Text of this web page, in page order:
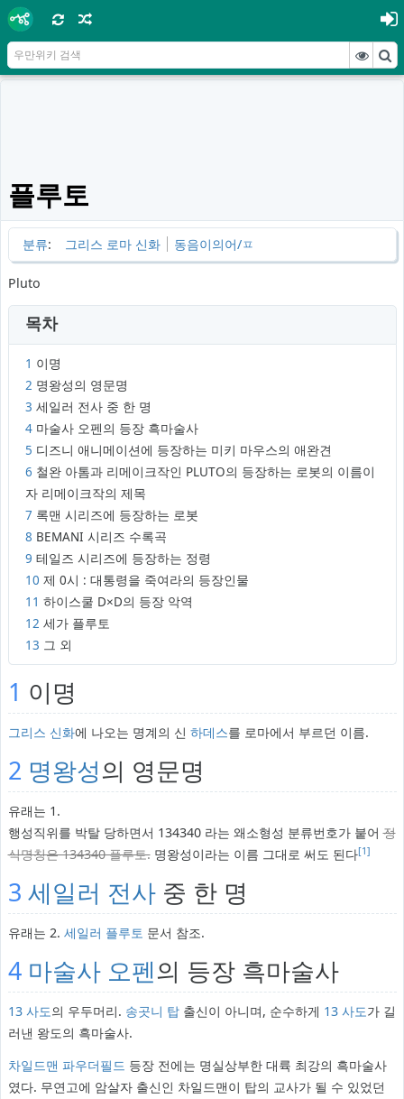
플루토
분류: 그리스 로마 신화 동음이의어/ㅍ
Pluto
목차
1 이명
2 명왕성의 영문명
3 세일러 전사 중 한 명
4 마술사 오펜의 등장 흑마술사
5 디즈니 애니메이션에 등장하는 미키 마우스의 애완견
6 철완 아톰과 리메이크작인 PLUTO의 등장하는 로봇의 이름이
자 리메이크작의 제목
7 록맨 시리즈에 등장하는 로봇
8 BEMANI 시리즈 수록곡
9 테일즈 시리즈에 등장하는 정령
10 제 0시 : 대통령을 죽여라의 등장인물
11 하이스쿨 D×D의 등장 악역
12 세가 플루토
13 그 외
1 이명
그리스 신화에 나오는 명계의 신 하데스를 로마에서 부르던 이름.
2 명왕성의 영문명
유래는 1.
행성직위를 박탈 당하면서 134340 라는 왜소형성 분류번호가 붙어정
식명칭은 134340 플루토.명왕성이라는 이름 그대로 써도 된다[1]
3 세일러 전사중 한 명
유래는 2. 세일러 플루토 문서 참조.
4 마술사 오펜의 등장 흑마술사
13 사도의 우두머리. 송곳니 탑출신이 아니며, 순수하게 13 사도가 길
러낸 왕도의 흑마술사.
차일드맨 파우더필드 등장 전에는 명실상부한 대륙 최강의 흑마술사
였다. 무연고에 암살자 출신인 차일드맨이 탑의 교사가 될 수 있었던